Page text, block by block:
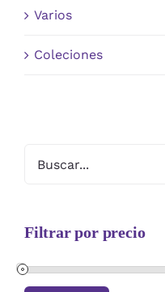
Varios
Coleciones
Filtrar por precio